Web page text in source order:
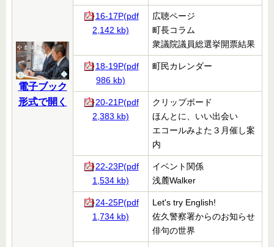
電子ブック
形式で開く
16-17P(pdf
2,142 kb)
広聴ページ
町長コラム
衆議院議員総選挙開票結果
18-19P(pdf
986 kb)
町民カレンダー
20-21P(pdf
2,383 kb)
クリップボード
ほんとに、いい出会い
エコールみよた３月催し案
内
22-23P(pdf
1,534 kb)
イベント関係
浅麓Walker
24-25P(pdf
1,734 kb)
Let's try English!
佐久警察署からのお知らせ
俳句の世界